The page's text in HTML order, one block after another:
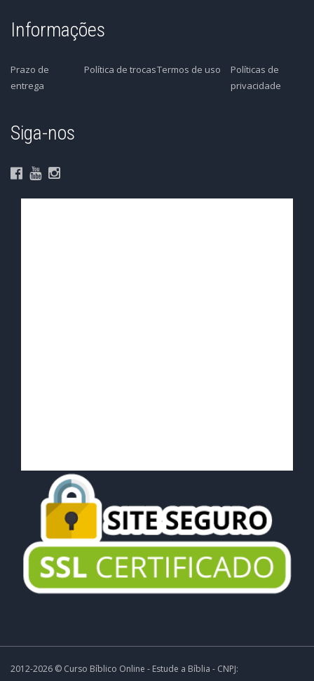
Informações
Prazo de
entrega
Política de trocasTermos de uso
Políticas de
privacidade
Siga-nos
2012-2026 © Curso Bíblico Online - Estude a Bíblia - CNPJ: